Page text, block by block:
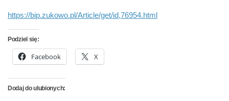
https://bip.zukowo.pl/Article/get/id,76954.html
Podziel się:
Facebook X
Dodaj do ulubionych: